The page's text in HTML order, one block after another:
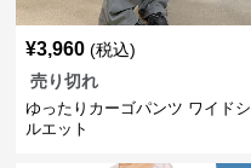
¥3,960 (税込)
売り切れ
ゆったりカーゴパンツ ワイドシ
ルエット